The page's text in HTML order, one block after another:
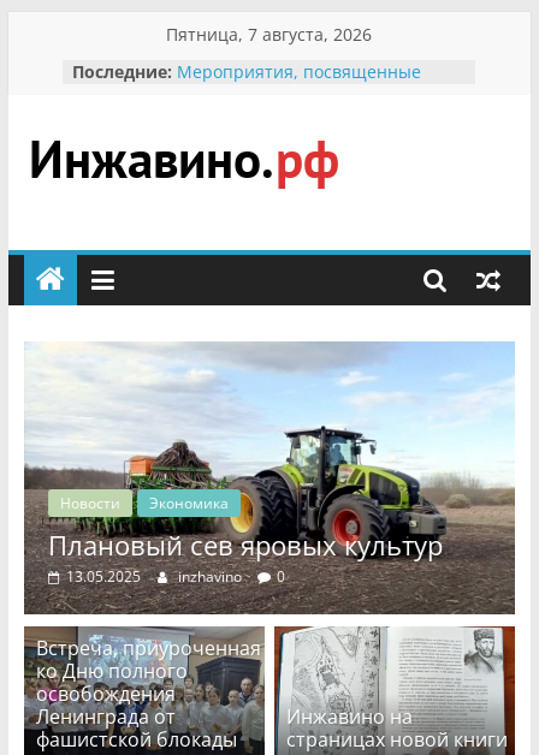
содержимому
Пятница, 7 августа, 2026
Последние: Мероприятия, посвященные
гражданин Инжавинского округа»
участнице Великой
Отечественной, фронтовичке
Безопасность в сети Интернет
мероприятии «Сохраним
первоцветы!»
В вольере Воронинского
заповедника родились крапчатые
Инжавино.рф
сельский
портал
Новости Экономика
Плановый сев яровых культур
13.05.2025 inzhavino 0
Встреча, приуроченная
ко Дню полного
освобождения
Ленинграда от
фашистской блокады
Инжавино на
страницах новой книги